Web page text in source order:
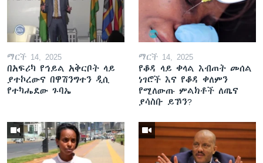
ማርች 14, 2025
በአፍሪካ የኅይል አቅርቦት ላይ
ያተኮረውና በዋሽንግተን ዲሲ
የተካሔደው ጉባኤ
ማርች 14, 2025
የቆዳ ላይ ቀላል እብጠት መሰል
ነገሮች እና የቆዳ ቀለምን
የሚለውጡ ምልክቶች ለጤና
ያሳስቡ ይኾን?